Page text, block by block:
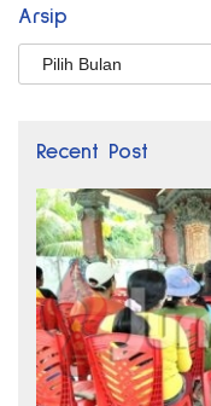
Arsip
Arsip
Recent Post